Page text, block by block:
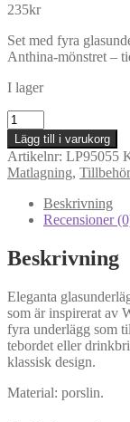
235kr
Set med fyra
Anthina-mönstret –
I lager
Anthina
Coasters
i
porslin
mängd
Lägg till i varukorg
Artikelnr: LP95055
Matlagning, Tillbehör
Beskrivning
Recensioner
Beskrivning
Eleganta
som är inspirerat av
fyra underlägg som
tebordet eller
klassisk design.
Material: porslin.